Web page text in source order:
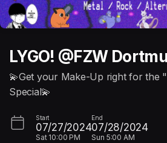
LYGO! @FZW
💫Get your Make-Up right for the
Special💫
Start
07/27/2024
Sat 10:00 PM
End
07/28/2024
Sun 5:00 AM